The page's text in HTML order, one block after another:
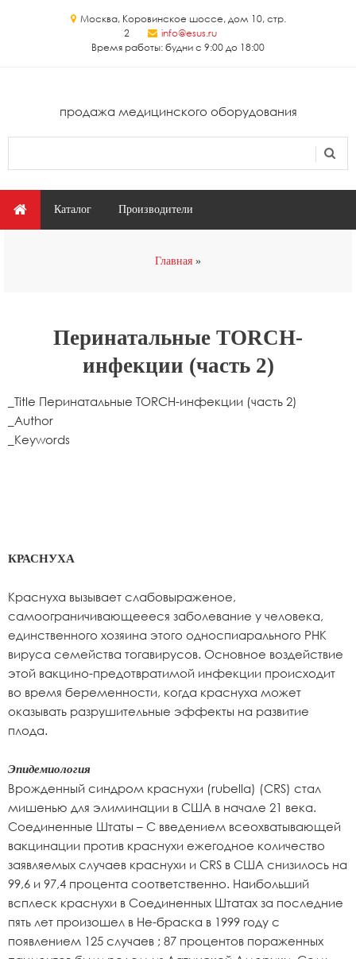
Москва, Коровинское шоссе, дом 10, стр.
2
info@esus.ru
Время работы: будни с 9:00 до 18:00
продажа медицинского оборудования
Главное меню
Каталог Производители
Главная
Перинатальные TORCH-
инфекции (часть 2)
_Title Перинатальные TORCH-инфекции (часть 2)
_Author
_Keywords
КРАСНУХА
Краснуха вызывает слабовыраженое,
самоограничивающеееся заболевание у человека,
единственного хозяина этого односпиарального РНК
вируса семейства тогавирусов. Основное воздействие
этой вакцино-предотвратимой инфекции происходит
во время беременности, когда краснуха может
оказывать разрушительные эффекты на развитие
плода.
Эпидемиология
Врожденный синдром краснухи (rubella) (CRS) стал
мишенью для элиминации в США в начале 21 века.
Соединенные Штаты – С введением всеохватывающей
вакцинации против краснухи ежегодное количество
заявляемых случаев краснухи и CRS в США снизилось на
99,6 и 97,4 процента соответственно. Наибольший
всплеск краснухи в Соединенных Штатах за последние
пять лет произошел в Не-браска в 1999 году с
появлением 125 случаев ; 87 процентов пораженных